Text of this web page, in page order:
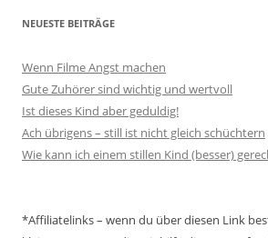
NEUESTE BEITRÄGE
Wenn Filme Angst machen
Gute Zuhörer sind wichtig und wertvoll
Ist dieses Kind aber geduldig!
Ach übrigens – still ist nicht gleich schüchtern
Wie kann ich einem stillen Kind (besser)
*Affiliatelinks – wenn du über diesen Link